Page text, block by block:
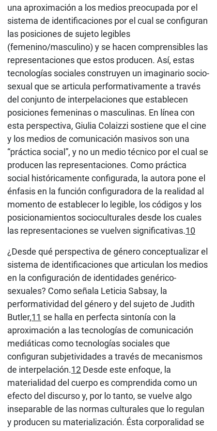
una aproximación a los medios preocupada por el
sistema de identificaciones por el cual se configuran
las posiciones de sujeto legibles
(femenino/masculino) y se hacen comprensibles las
representaciones que estos producen. Así, estas
tecnologías sociales construyen un imaginario socio-
sexual que se articula performativamente a través
del conjunto de interpelaciones que establecen
posiciones femeninas o masculinas. En línea con
esta perspectiva, Giulia Colaizzi sostiene que el cine
y los medios de comunicación masivos son una
“práctica social”, y no un medio técnico por el cual se
producen las representaciones. Como práctica
social históricamente configurada, la autora pone el
énfasis en la función configuradora de la realidad al
momento de establecer lo legible, los códigos y los
posicionamientos socioculturales desde los cuales
las representaciones se vuelven significativas.10
¿Desde qué perspectiva de género conceptualizar el
sistema de identificaciones que articulan los medios
en la configuración de identidades genérico-
sexuales? Como señala Leticia Sabsay, la
performatividad del género y del sujeto de Judith
Butler,11 se halla en perfecta sintonía con la
aproximación a las tecnologías de comunicación
mediáticas como tecnologías sociales que
configuran subjetividades a través de mecanismos
de interpelación.12 Desde este enfoque, la
materialidad del cuerpo es comprendida como un
efecto del discurso y, por lo tanto, se vuelve algo
inseparable de las normas culturales que lo regulan
y producen su materialización. Ésta corporalidad se